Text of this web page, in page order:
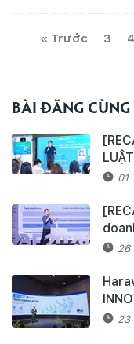
« Trước 3 4
BÀI ĐĂNG
NHÀ
01
26
23